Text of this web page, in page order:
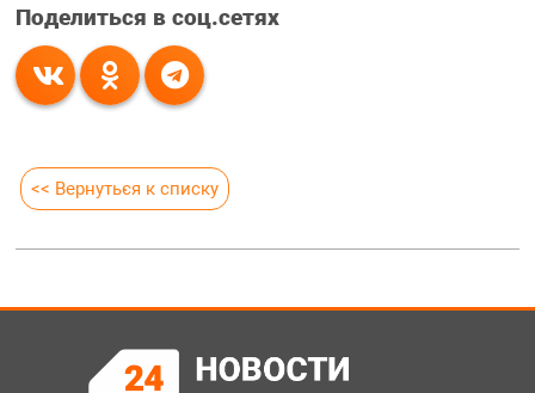
Поделиться в соц.сетях
<< Вернуться к списку